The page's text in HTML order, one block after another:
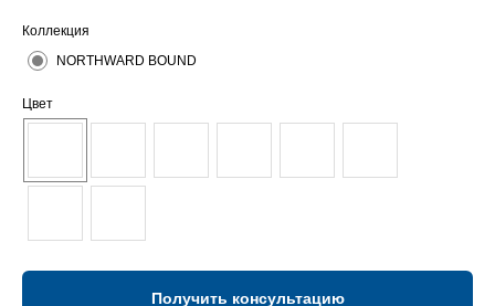
Коллекция
NORTHWARD BOUND
Цвет
Получить консультацию